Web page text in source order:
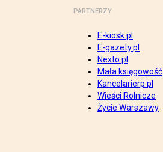
PARTNERZY
E-kiosk.pl
E-gazety.pl
Nexto.pl
Mała księgowość
Kancelarierp.pl
Wieści Rolnicze
Życie Warszawy